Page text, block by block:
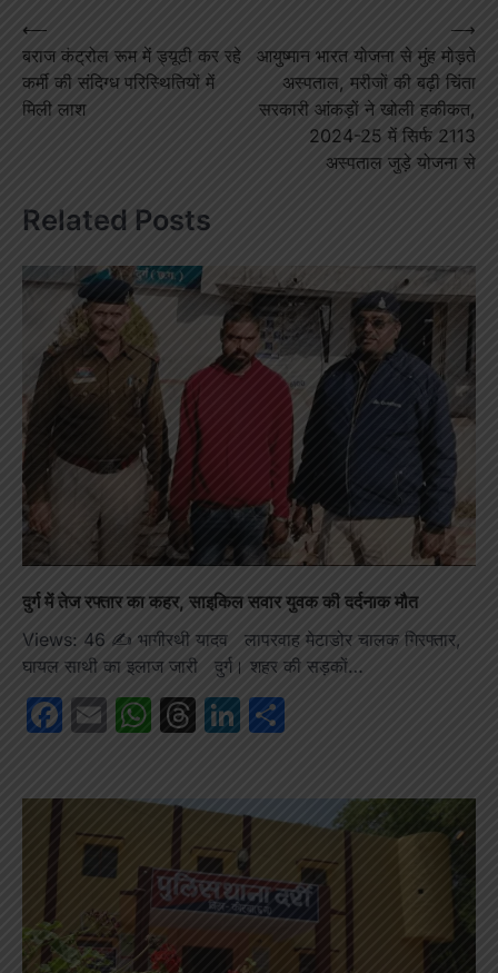
Post
navigation
⟵
बराज कंट्रोल रूम में ड्यूटी कर रहे
कर्मी की संदिग्ध परिस्थितियों में
मिली लाश
आयुष्मान भारत योजना से मुंह मोड़ते
अस्पताल, मरीजों की बढ़ी चिंता
सरकारी आंकड़ों ने खोली हकीकत,
2024-25 में सिर्फ 2113
अस्पताल जुड़े योजना से
⟶
Related Posts
दुर्ग में तेज रफ्तार का कहर, साइकिल सवार युवक की दर्दनाक मौत
Views: 46 ✍️ भागीरथी यादव लापरवाह मेटाडोर चालक गिरफ्तार,
घायल साथी का इलाज जारी दुर्ग। शहर की सड़कों…
Facebook
EmailWhatsApp
Threads
LinkedIn